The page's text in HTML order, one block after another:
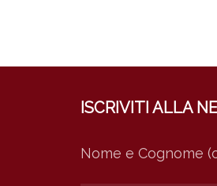
ISCRIVITI ALLA
Nome e Cognome